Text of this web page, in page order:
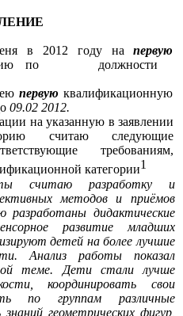
в 2012 году напервую
по должности
первуюквалификационную
09.02 2012.
на указанную в заявлении
считаю следующие
требованиям,
категории1
считаю разработку и
методов и приёмов
разработаны дидактические
развитие младших
детей на более лучшие
Анализ работы показал
теме. Дети стали лучше
координировать свои
по группам различные
геометрических фигур,